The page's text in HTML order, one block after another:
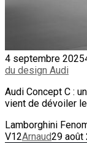
4 septembre 2025
du design Audi
Audi Concept C :
vient de dévoiler
Lamborghini
V12Arnaud29 août